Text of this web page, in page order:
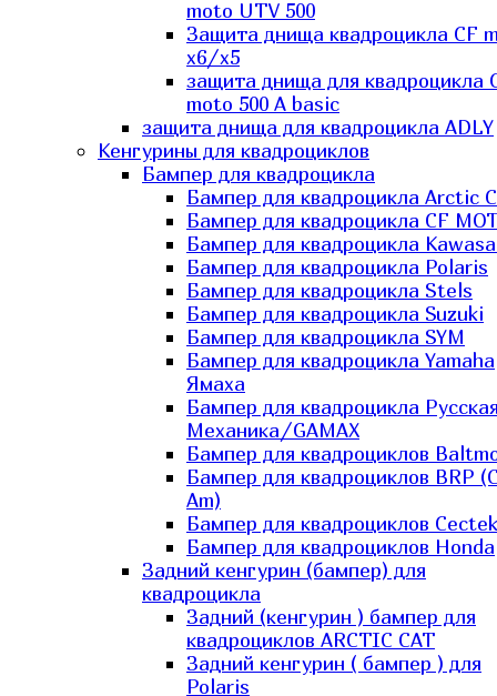
moto UTV 500
Защита днища квадроцикла СF
x6/x5
защита днища для квадроцикла
moto 500 A basic
защита днища для квадроцикла ADLY
Кенгурины для квадроциклов
Бампер для квадроцикла
Бампер для квадроцикла Arctic
Бампер для квадроцикла CF
Бампер для квадроцикла
Бампер для квадроцикла Polaris
Бампер для квадроцикла Stels
Бампер для квадроцикла Suzuki
Бампер для квадроцикла SYM
Бампер для квадроцикла Yamaha
Ямаха
Бампер для квадроцикла
Механика/GAMAX
Бампер для квадроциклов
Бампер для квадроциклов BRP
Am)
Бампер для квадроциклов Cectek
Бампер для квадроциклов Honda
Задний кенгурин (бампер) для
квадроцикла
Задний (кенгурин ) бампер для
квадроциклов ARCTIC CAT
Задний кенгурин ( бампер ) для
Polaris